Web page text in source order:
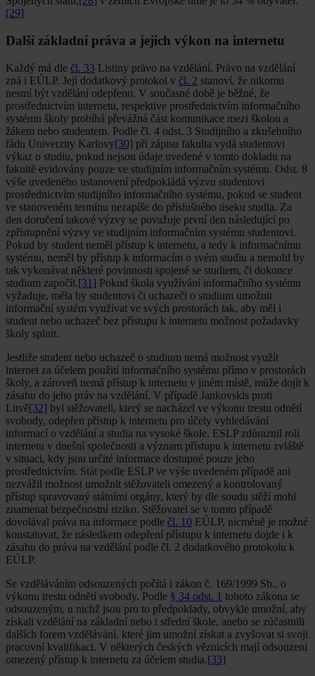
[29]
Další základní práva a jejich výkon na internetu
Každý má dle čl. 33 Listiny právo na vzdělání. Právo na vzdělání
zná i EÚLP. Její dodatkový protokol v čl. 2 stanoví, že nikomu
nesmí být vzdělání odepřeno. V současné době je běžné, že
prostřednictvím internetu, respektive prostřednictvím informačního
systému školy probíhá převážná část komunikace mezi školou a
žákem nebo studentem. Podle čl. 4 odst. 3 Studijního a zkušebního
řádu Univerzity Karlovy[30] při zápisu fakulta vydá studentovi
výkaz o studiu, pokud nejsou údaje uvedené v tomto dokladu na
fakultě evidovány pouze ve studijním informačním systému. Odst. 8
výše uvedeného ustanovení předpokládá výzvu studentovi
prostřednictvím studijního informačního systému, pokud se student
ve stanoveném termínu nezapíše do příslušného úseku studia. Za
den doručení takové výzvy se považuje první den následující po
zpřístupnění výzvy ve studijním informačním systému studentovi.
Pokud by student neměl přístup k internetu, a tedy k informačnímu
systému, neměl by přístup k informacím o svém studiu a nemohl by
tak vykonávat některé povinnosti spojené se studiem, či dokonce
studium započít.[31] Pokud škola využívání informačního systému
vyžaduje, měla by studentovi či uchazeči o studium umožnit
informační systém využívat ve svých prostorách tak, aby měl i
student nebo uchazeč bez přístupu k internetu možnost požadavky
školy splnit.
Jestliže student nebo uchazeč o studium nemá možnost využít
internet za účelem použití informačního systému přímo v prostorách
školy, a zároveň nemá přístup k internetu v jiném místě, může dojít k
zásahu do jeho práv na vzdělání. V případě Jankovskis proti
Litvě[32] byl stěžovateli, který se nacházel ve výkonu trestu odnětí
svobody, odepřen přístup k internetu pro účely vyhledávání
informací o vzdělání a studia na vysoké škole. ESLP zdůraznil roli
internetu v dnešní společnosti a význam přístupu k internetu zvláště
v situaci, kdy jsou určité informace dostupné pouze jeho
prostřednictvím. Stát podle ESLP ve výše uvedeném případě ani
nezvážil možnost umožnit stěžovateli omezený a kontrolovaný
přístup spravovaný státními orgány, který by dle soudu stěží mohl
znamenat bezpečnostní riziko. Stěžovatel se v tomto případě
dovolával práva na informace podle čl. 10 EÚLP, nicméně je možné
konstatovat, že následkem odepření přístupu k internetu dojde i k
zásahu do práva na vzdělání podle čl. 2 dodatkového protokolu k
EÚLP.
Se vzděláváním odsouzených počítá i zákon č. 169/1999 Sb., o
výkonu trestu odnětí svobody. Podle § 34 odst. 1 tohoto zákona se
odsouzeným, u nichž jsou pro to předpoklady, obvykle umožní, aby
získali vzdělání na základní nebo i střední škole, anebo se zúčastnili
dalších forem vzdělávání, které jim umožní získat a zvyšovat si svoji
pracovní kvalifikaci. V některých českých věznicích mají odsouzení
omezený přístup k internetu za účelem studia.[33]